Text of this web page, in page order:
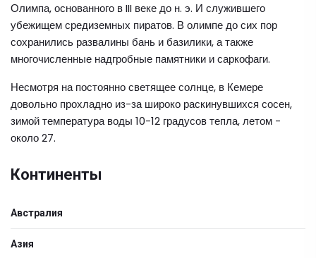
Олимпа, основанного в III веке до н. э. И служившего
убежищем средиземных пиратов. В олимпе до сих пор
сохранились развалины бань и базилики, а также
многочисленные надгробные памятники и саркофаги.
Несмотря на постоянно светящее солнце, в Кемере
довольно прохладно из-за широко раскинувшихся сосен,
зимой температура воды 10-12 градусов тепла, летом -
около 27.
Континенты
Австралия
Азия